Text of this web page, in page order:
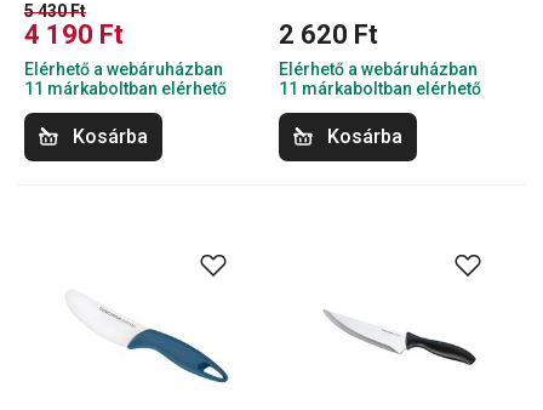
5 430 Ft
4 190 Ft
Elérhető a webáruházban
11 márkaboltban elérhető
Kosárba
2 620 Ft
Elérhető a webáruházban
11 márkaboltban elérhető
Kosárba